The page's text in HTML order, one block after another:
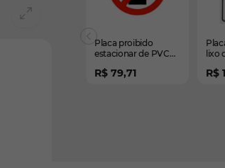
Placa proibido
estacionar de PVC
R$ 79,71
lixo
R$